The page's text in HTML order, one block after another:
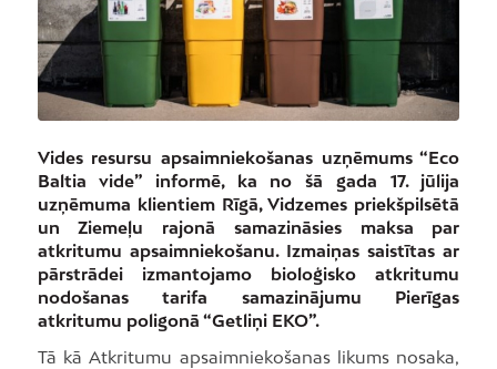
Vides resursu apsaimniekošanas uzņēmums “Eco
Baltia vide” informē, ka no šā gada 17. jūlija
uzņēmuma klientiem Rīgā, Vidzemes priekšpilsētā
un Ziemeļu rajonā samazināsies maksa par
atkritumu apsaimniekošanu. Izmaiņas saistītas ar
pārstrādei izmantojamo bioloģisko atkritumu
nodošanas tarifa samazinājumu Pierīgas
atkritumu poligonā “Getliņi EKO”.
Tā kā Atkritumu apsaimniekošanas likums nosaka,